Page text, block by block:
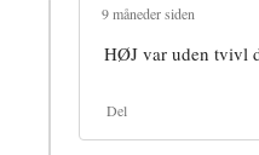
9 måneder siden
HØJ var uden tvivl
Del